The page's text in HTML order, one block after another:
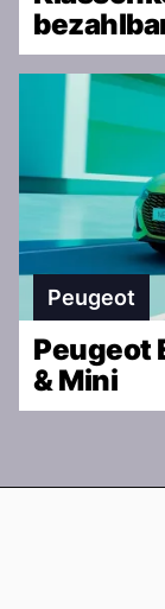
Peugeot
Peugeot
& Mini